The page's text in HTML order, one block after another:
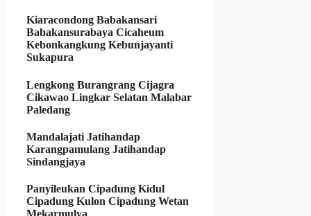
Kiaracondong Babakansari
Babakansurabaya Cicaheum
Kebonkangkung Kebunjayanti
Sukapura
Lengkong Burangrang Cijagra
Cikawao Lingkar Selatan Malabar
Paledang
Mandalajati Jatihandap
Karangpamulang Jatihandap
Sindangjaya
Panyileukan Cipadung Kidul
Cipadung Kulon Cipadung Wetan